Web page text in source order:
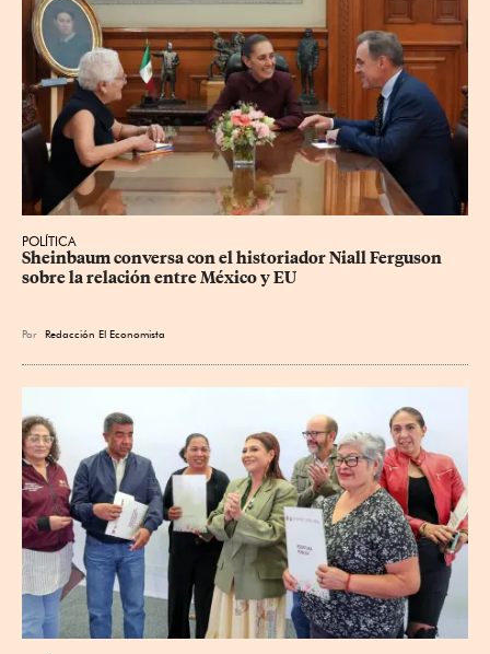
POLÍTICA
Sheinbaum conversa con el historiador Niall Ferguson
sobre la relación entre México y EU
Por Redacción El Economista